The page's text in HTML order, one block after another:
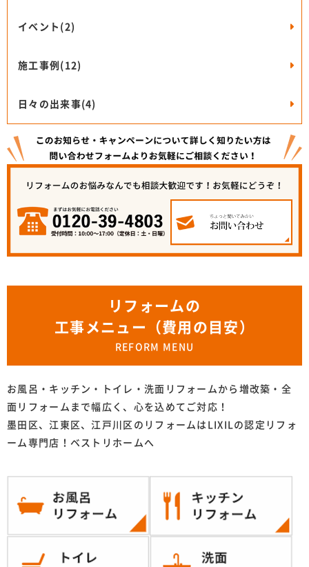
イベント(2)
施工事例(12)
日々の出来事(4)
リフォームの
工事メニュー（費用の目安）
REFORM MENU
お風呂・キッチン・トイレ・洗面リフォームから増改築・全
面リフォームまで幅広く、心を込めてご対応！
墨田区、江東区、江戸川区のリフォームはLIXILの認定リフォ
ーム専門店！ベストリホームへ